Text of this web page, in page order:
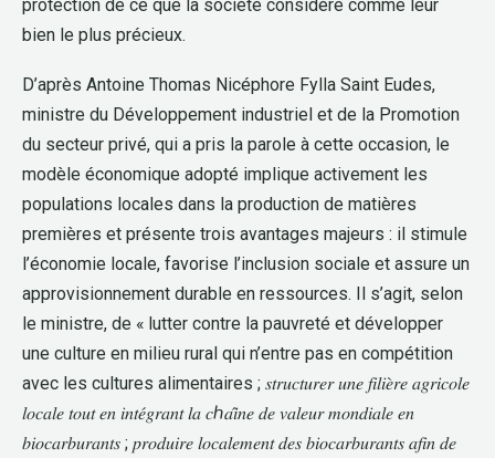
protection de ce que la société considère comme leur
bien le plus précieux.
D’après Antoine Thomas Nicéphore Fylla Saint Eudes,
ministre du Développement industriel et de la Promotion
du secteur privé, qui a pris la parole à cette occasion, le
modèle économique adopté implique activement les
populations locales dans la production de matières
premières et présente trois avantages majeurs : il stimule
l’économie locale, favorise l’inclusion sociale et assure un
approvisionnement durable en ressources. Il s’agit, selon
le ministre, de « lutter contre la pauvreté et développer
une culture en milieu rural qui n’entre pas en compétition
avec les cultures alimentaires ; 𝑠𝑡𝑟𝑢𝑐𝑡𝑢𝑟𝑒𝑟 𝑢𝑛𝑒 𝑓𝑖𝑙𝑖𝑒̀𝑟𝑒 𝑎𝑔𝑟𝑖𝑐𝑜𝑙𝑒
𝑙𝑜𝑐𝑎𝑙𝑒 𝑡𝑜𝑢𝑡 𝑒𝑛 𝑖𝑛𝑡𝑒́𝑔𝑟𝑎𝑛𝑡 𝑙𝑎 𝑐ℎ𝑎𝑖̂𝑛𝑒 𝑑𝑒 𝑣𝑎𝑙𝑒𝑢𝑟 𝑚𝑜𝑛𝑑𝑖𝑎𝑙𝑒 𝑒𝑛
𝑏𝑖𝑜𝑐𝑎𝑟𝑏𝑢𝑟𝑎𝑛𝑡𝑠 ; 𝑝𝑟𝑜𝑑𝑢𝑖𝑟𝑒 𝑙𝑜𝑐𝑎𝑙𝑒𝑚𝑒𝑛𝑡 𝑑𝑒𝑠 𝑏𝑖𝑜𝑐𝑎𝑟𝑏𝑢𝑟𝑎𝑛𝑡𝑠 𝑎𝑓𝑖𝑛 𝑑𝑒